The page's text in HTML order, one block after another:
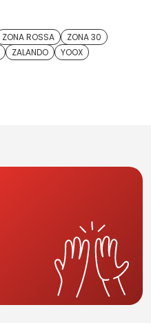
ZONA ROSSA
ZONA 30
ZALANDO YOOX